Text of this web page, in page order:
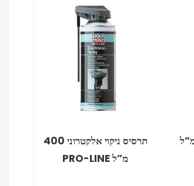
מהיר 400 מ”ל
תרסיס ניקוי אלקטרוני 400
מ”ל PRO-LINE